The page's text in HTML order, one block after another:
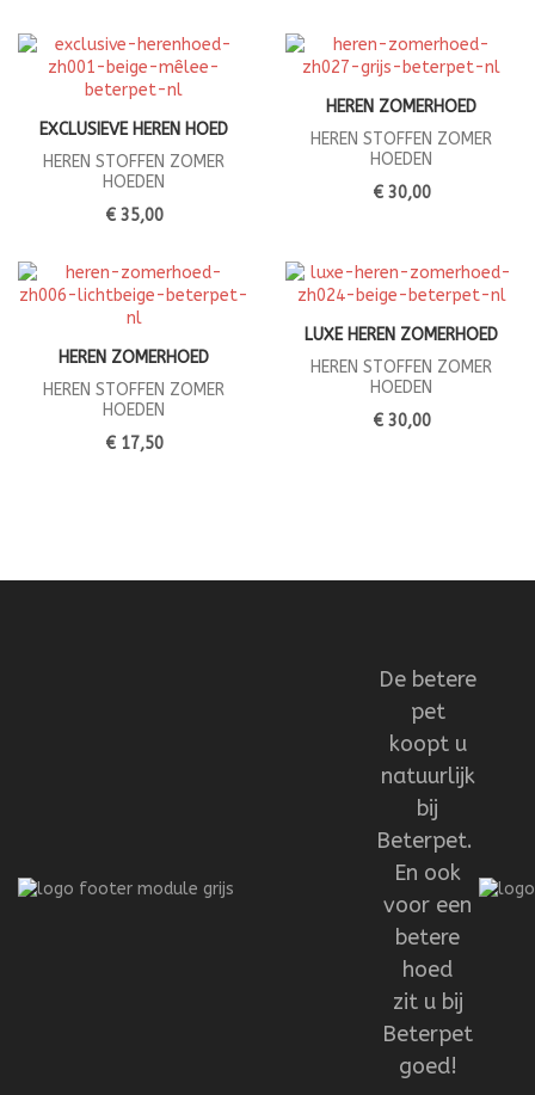
EXCLUSIEVE HEREN HOED
HEREN STOFFEN ZOMER
HOEDEN
€ 35,00
HEREN ZOMERHOED
HEREN STOFFEN ZOMER
HOEDEN
€ 30,00
HEREN ZOMERHOED
HEREN STOFFEN ZOMER
HOEDEN
€ 17,50
LUXE HEREN ZOMERHOED
HEREN STOFFEN ZOMER
HOEDEN
€ 30,00
De betere
pet
koopt u
natuurlijk
bij
Beterpet.
En ook
voor een
betere
hoed
zit u bij
Beterpet
goed!